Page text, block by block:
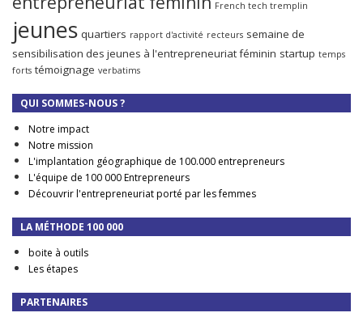
French tech tremplin
jeunes quartiers rapport d'activité recteurs semaine de
sensibilisation des jeunes à l'entrepreneuriat féminin startup temps
forts témoignage verbatims
QUI SOMMES-NOUS ?
Notre impact
Notre mission
L'implantation géographique de 100.000 entrepreneurs
L'équipe de 100 000 Entrepreneurs
Découvrir l'entrepreneuriat porté par les femmes
LA MÉTHODE 100 000
boite à outils
Les étapes
PARTENAIRES